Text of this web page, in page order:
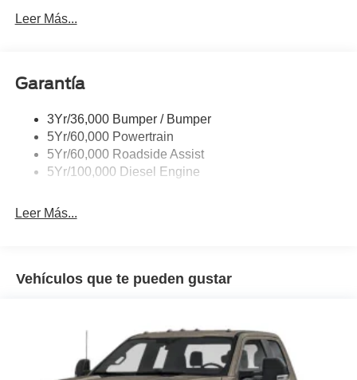
Trailer Tow Wire Harness
Leer Más...
Garantía
3Yr/36,000 Bumper / Bumper
5Yr/60,000 Powertrain
5Yr/60,000 Roadside Assist
5Yr/100,000 Diesel Engine
Leer Más...
Vehículos que te pueden gustar